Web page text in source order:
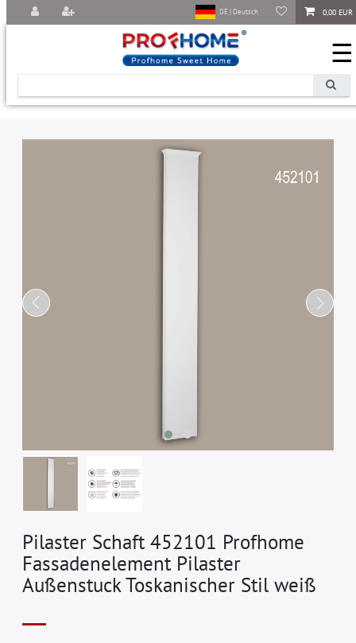
0,00 EUR
DE | Deutsch
☰
Pilaster Schaft 452101 Profhome
Fassadenelement Pilaster
Außenstuck Toskanischer Stil weiß